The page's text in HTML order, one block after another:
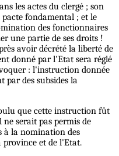
les actes du clergé ; son
fondamental ; et le
des fonctionnaires
une partie de ses droits !
avoir décrété la liberté de
donné par l'Etat sera réglé
: l'instruction donnée
par des subsides la
que cette instruction fût
serait pas permis de
à la nomination des
province et de l'Etat.